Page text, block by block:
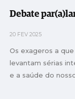
Debate
20 FEV 2025
Os exageros a
levantam sérias
e a saúde do